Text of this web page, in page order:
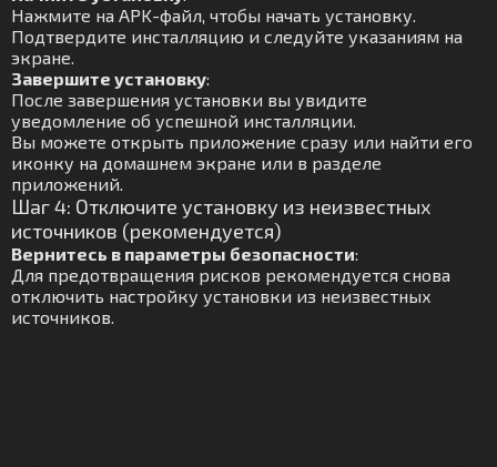
Нажмите на APK-файл, чтобы начать установку.
Подтвердите инсталляцию и следуйте указаниям на
экране.
Завершите установку:
После завершения установки вы увидите
уведомление об успешной инсталляции.
Вы можете открыть приложение сразу или найти его
иконку на домашнем экране или в разделе
приложений.
Шаг 4: Отключите установку из неизвестных
источников (рекомендуется)
Вернитесь в параметры безопасности:
Для предотвращения рисков рекомендуется снова
отключить настройку установки из неизвестных
источников.